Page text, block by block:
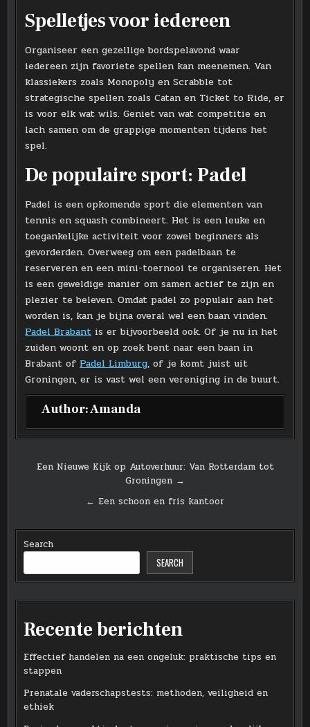
Spelletjes voor iedereen
Organiseer een gezellige bordspelavond waar
iedereen zijn favoriete spellen kan meenemen. Van
klassiekers zoals Monopoly en Scrabble tot
strategische spellen zoals Catan en Ticket to Ride, er
is voor elk wat wils. Geniet van wat competitie en
lach samen om de grappige momenten tijdens het
spel.
De populaire sport: Padel
Padel is een opkomende sport die elementen van
tennis en squash combineert. Het is een leuke en
toegankelijke activiteit voor zowel beginners als
gevorderden. Overweeg om een padelbaan te
reserveren en een mini-toernooi te organiseren. Het
is een geweldige manier om samen actief te zijn en
plezier te beleven. Omdat padel zo populair aan het
worden is, kan je bijna overal wel een baan vinden.
Padel Brabant is er bijvoorbeeld ook. Of je nu in het
zuiden woont en op zoek bent naar een baan in
Brabant of Padel Limburg, of je komt juist uit
Groningen, er is vast wel een vereniging in de buurt.
Author:Amanda
Post
Een Nieuwe Kijk op Autoverhuur: Van Rotterdam tot
Groningen →
← Een schoon en fris kantoor
Search
SEARCH
Recente berichten
Effectief handelen na een ongeluk: praktische tips en
stappen
Prenatale vaderschapstests: methoden, veiligheid en
ethiek